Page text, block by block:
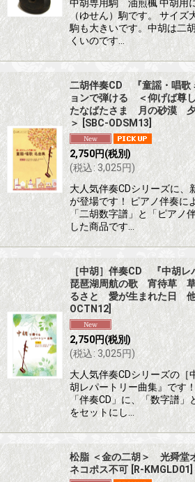
中胡専用駒 油煎楓 中胡用
（ゆせん）駒です。 サイズ
駒も大きいです。中胡は二
くいのです…
二胡伴奏CD 『童謡・唱歌
ョンで弾ける ＜仰げば
たなばたさま 月の砂漠
＞
SBC-ODSM13]
2,750円(税別)
(税込: 3,025円)
大人気伴奏CDシリーズに、
が登場です！ ピアノ伴奏に
「二胡数字譜」と「ピアノ
した商品です…
［中胡］伴奏CD 『中胡
琵琶湖周航の歌 宵待草
るさと 愛が生まれた日
OCTN12
2,750円(税別)
(税込: 3,025円)
大人気伴奏CDシリーズの［
胡レパートリー曲集』です
「伴奏CD」に、「数字譜」
をセットにし…
松脂 ＜金の二胡＞ 光舜
ネコポス不可 [R-KMGLD01